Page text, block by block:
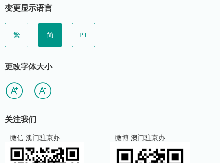
变更显示语言
繁 简 PT
更改字体大小
关注我们
微信 澳门驻京办 微博 澳门驻京办